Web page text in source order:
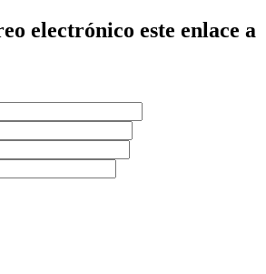
electrónico este enlace a